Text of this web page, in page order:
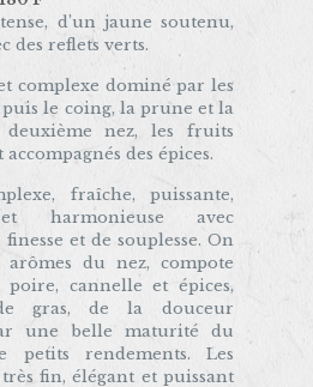
d’un jaune soutenu,
des reflets verts.
complexe dominé par les
le coing, la prune et la
deuxième nez, les fruits
des épices.
fraîche, puissante,
harmonieuse avec
et de souplesse. On
du nez, compote
poire, cannelle et épices,
gras, de la douceur
une belle maturité du
petits rendements. Les
fin, élégant et puissant